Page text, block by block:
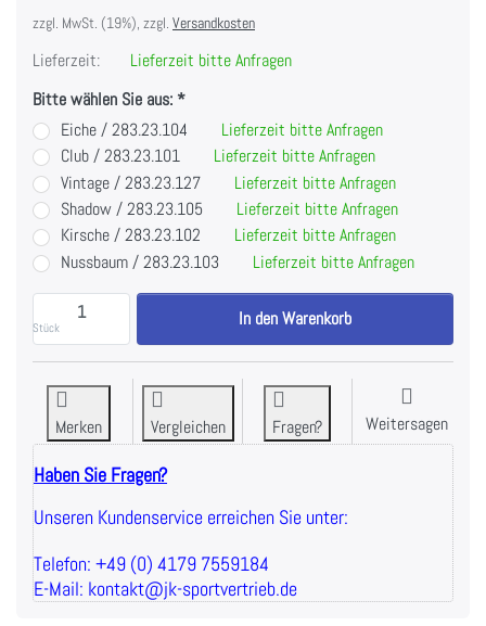
zzgl. MwSt. (19%), zzgl. Versandkosten
Lieferzeit:
Lieferzeit bitte Anfragen
Bitte wählen Sie aus:
Eiche / 283.23.104
Lieferzeit bitte Anfragen
Club / 283.23.101
Lieferzeit bitte Anfragen
Vintage / 283.23.127
Lieferzeit bitte Anfragen
Shadow / 283.23.105
Lieferzeit bitte Anfragen
Kirsche / 283.23.102
Lieferzeit bitte Anfragen
Nussbaum / 283.23.103
Lieferzeit bitte Anfragen
Stück
Sprintbok Laufband, Motorloses Laufband, gekurvte
In den Warenkorb
Merken Vergleichen Fragen? Weitersagen
Haben Sie Fragen?
Unseren Kundenservice erreichen Sie unter:
Telefon: +49 (0) 4179 7559184
E-Mail: kontakt@jk-sportvertrieb.de